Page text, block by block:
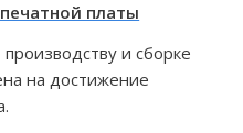
платы
и сборке
на достижение